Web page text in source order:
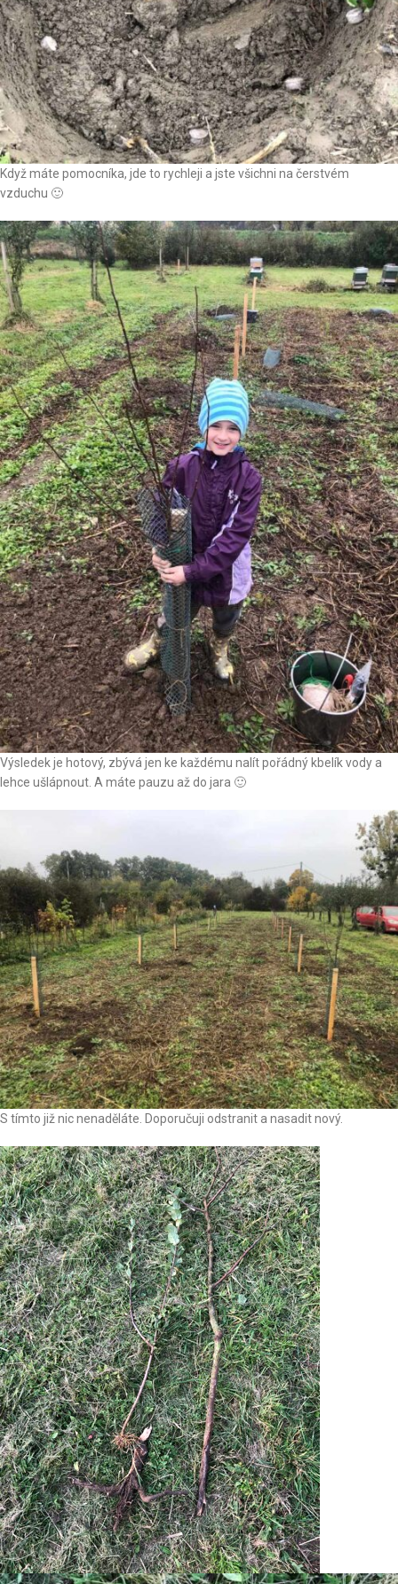
Když máte pomocníka, jde to rychleji a jste všichni na čerstvém
vzduchu 🙂
Výsledek je hotový, zbývá jen ke každému nalít pořádný kbelík vody a
lehce ušlápnout. A máte pauzu až do jara 🙂
S tímto již nic nenaděláte. Doporučuji odstranit a nasadit nový.